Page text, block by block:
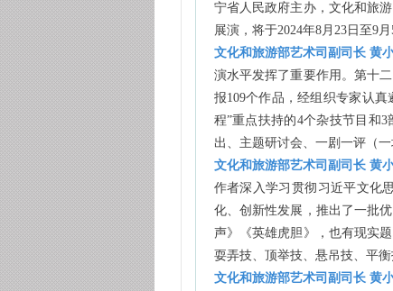
宁省人民政府主办，文化和旅
展演，将于2024年8月23日至9
文化和旅游部艺术司副司长 黄
演水平发挥了重要作用。第十
报109个作品，经组织专家认
程”重点扶持的4个杂技节目和
出、主题研讨会、一剧一评（
文化和旅游部艺术司副司长 黄
作者深入学习贯彻习近平文化
化、创新性发展，推出了一批
声》《英雄虎胆》，也有现实
耍弄技、顶举技、悬吊技、平
文化和旅游部艺术司副司长 黄